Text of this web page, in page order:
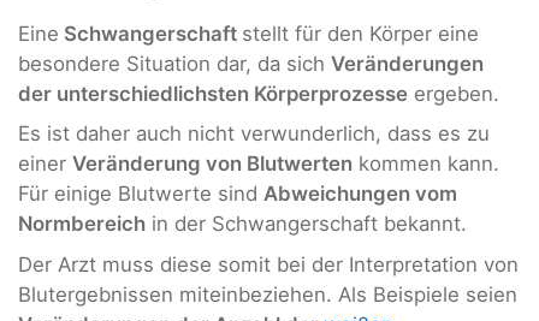
Eine Schwangerschaft stellt für den Körper eine
besondere Situation dar, da sich Veränderungen
der unterschiedlichsten Körperprozesse ergeben.
Es ist daher auch nicht verwunderlich, dass es zu
einer Veränderung von Blutwerten kommen kann.
Für einige Blutwerte sind Abweichungen vom
Normbereich in der Schwangerschaft bekannt.
Der Arzt muss diese somit bei der Interpretation von
Blutergebnissen miteinbeziehen. Als Beispiele seien